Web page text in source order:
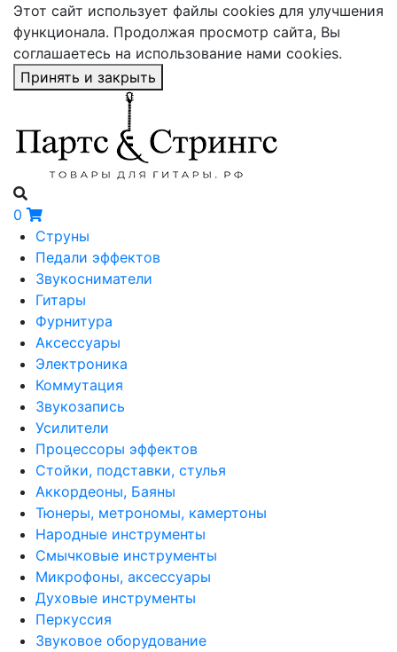
Этот сайт использует файлы cookies для улучшения
функционала. Продолжая просмотр сайта, Вы
соглашаетесь на использование нами cookies.
Принять и закрыть
0
Струны
Педали эффектов
Звукосниматели
Гитары
Фурнитура
Аксессуары
Электроника
Коммутация
Звукозапись
Усилители
Процессоры эффектов
Стойки, подставки, стулья
Аккордеоны, Баяны
Тюнеры, метрономы, камертоны
Народные инструменты
Смычковые инструменты
Микрофоны, аксессуары
Духовые инструменты
Перкуссия
Звуковое оборудование